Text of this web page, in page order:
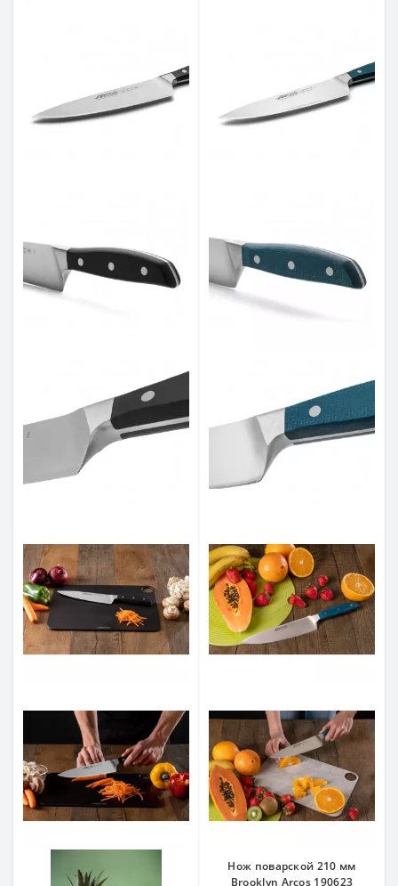
Нож поварской 210 мм
Brooklyn Arcos 190623